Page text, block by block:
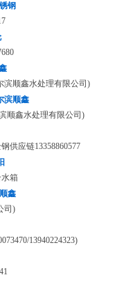
钢
滨顺鑫水处理有限公司)
滨顺鑫
顺鑫水处理有限公司)
供应链13358860577
箱
鑫
司)
13940224323)